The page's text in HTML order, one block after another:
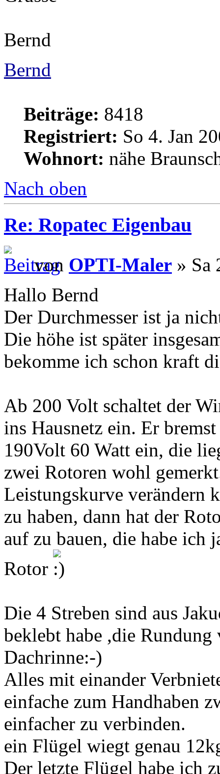
Bernd
Bernd
Beiträge: 8418
Registriert: So 4. Jan
Wohnort: nähe
Nach oben
Re: Ropatec Eigenbau
von OPTI-Maler » Sa
Hallo Bernd
Der Durchmesser ist ja
Die höhe ist später
bekomme ich schon kraft
Ab 200 Volt schaltet der
ins Hausnetz ein. Er
190Volt 60 Watt ein, die
zwei Rotoren wohl
Leistungskurve verändern
zu haben, dann hat der
auf zu bauen, die habe ich
Rotor
Die 4 Streben sind aus
beklebt habe ,die
Dachrinne:-)
Alles mit einander
einfache zum Handhaben
einfacher zu verbinden.
ein Flügel wiegt genau
Der letzte Flügel habe ich